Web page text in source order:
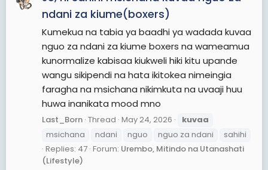
ndani za kiume(boxers)
Kumekua na tabia ya baadhi ya wadada kuvaa
nguo za ndani za kiume boxers na wameamua
kunormalize kabisaa kiukweli hiki kitu upande
wangu sikipendi na hata ikitokea nimeingia
faragha na msichana nikimkuta na uvaaji huu
huwa inanikata mood mno
Last_Born Thread May 24, 2026
kuvaa
msichana
ndani nguo nguo za ndani
sahihi
Replies: 47 Forum: Urembo, Mitindo na Utanashati
(Lifestyle)